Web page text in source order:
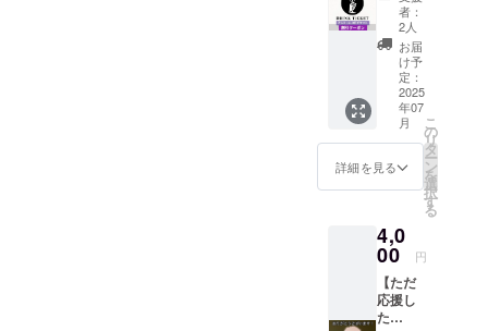
に一任
して頂
きま
す。 ・
駄菓子
は7月5
日(土)の
THE
SiLENT
BARの
ます。
を約150
円引き
で飲め
ます。
・当
日、受
付にて
待ち時
間が少
なくご
受付時
にドリ
ンクチ
ケット
をお渡
しいた
コール3
杯チ
ケッ
ト 割
引クー
ポン
【アル
コール3
杯チ
ケッ
ト 割
引クー
・ザ・
サイレ
ント
バーに
てアル
コール
者：
2人
お届
け予
定：
2025
年07
月
詳細を見る
こ
の
リ
タ
ー
ン
を
選
択
す
る
4,0
00 円
【ただ
応援し
た